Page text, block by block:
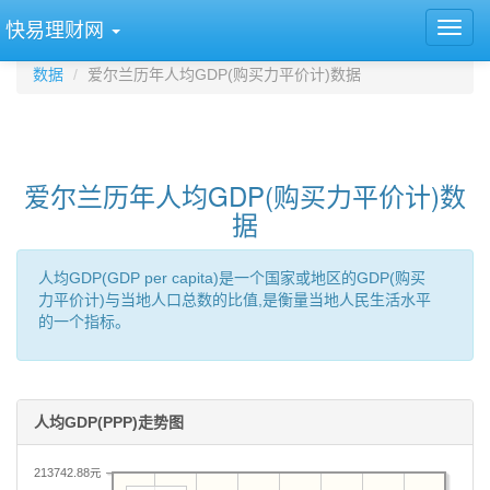
快易理财网
数据 爱尔兰历年人均GDP(购买力平价计)数据
爱尔兰历年人均GDP(购买力平价计)数
据
人均GDP(GDP per capita)是一个国家或地区的GDP(购买
力平价计)与当地人口总数的比值,是衡量当地人民生活水平
的一个指标。
人均GDP(PPP)走势图
213742.88元